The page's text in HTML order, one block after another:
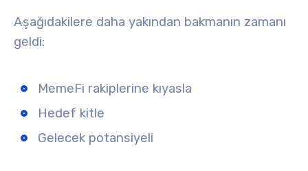
Aşağıdakilere daha yakından bakmanın zamanı
geldi:
MemeFi rakiplerine kıyasla
Hedef kitle
Gelecek potansiyeli